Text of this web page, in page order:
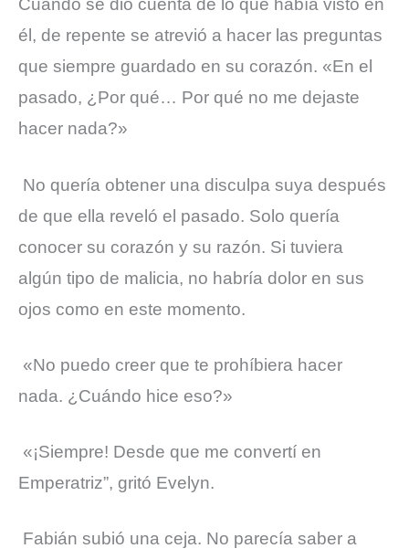
Cuando se dio cuenta de lo que había visto en
él, de repente se atrevió a hacer las preguntas
que siempre guardado en su corazón. «En el
pasado, ¿Por qué… Por qué no me dejaste
hacer nada?»
No quería obtener una disculpa suya después
de que ella reveló el pasado. Solo quería
conocer su corazón y su razón. Si tuviera
algún tipo de malicia, no habría dolor en sus
ojos como en este momento.
«No puedo creer que te prohíbiera hacer
nada. ¿Cuándo hice eso?»
«¡Siempre! Desde que me convertí en
Emperatriz”, gritó Evelyn.
Fabián subió una ceja. No parecía saber a